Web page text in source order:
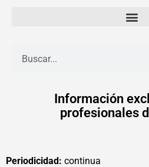
Información
profesionales
Periodicidad: continua